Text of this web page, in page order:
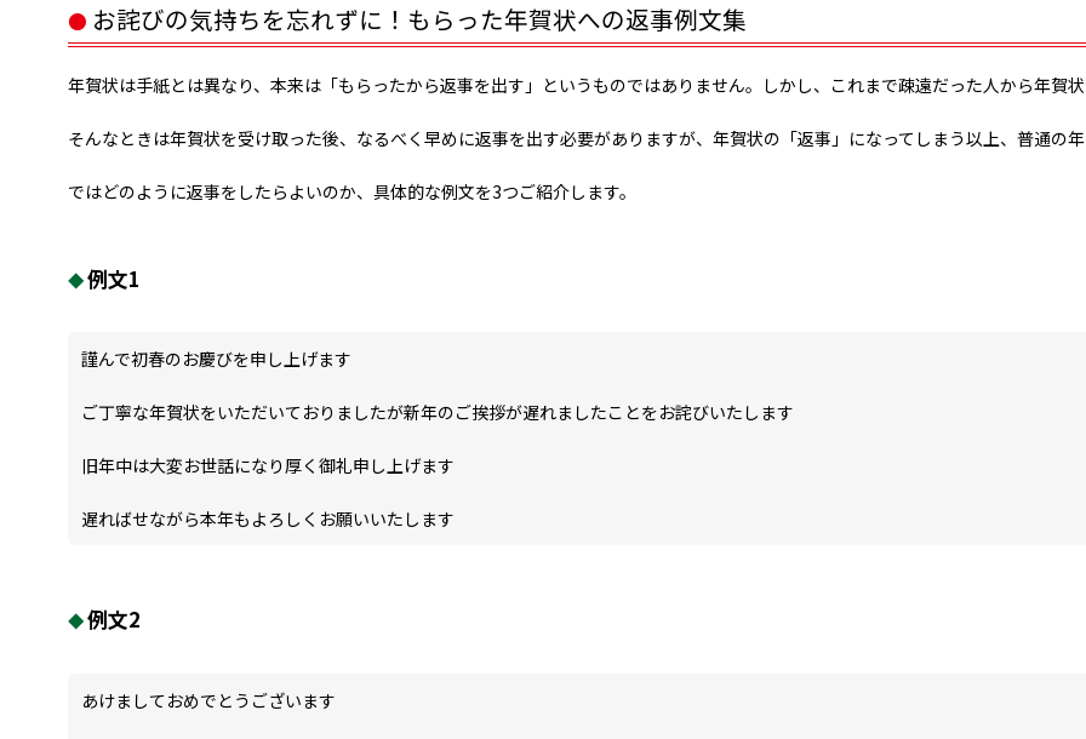
お詫びの気持ちを忘れずに！もらった年賀状への返事例文集
年賀状は手紙とは異なり、本来は「もらったから返事を出す」というものではありません。しかし、これまで疎遠だった人から年賀
そんなときは年賀状を受け取った後、なるべく早めに返事を出す必要がありますが、年賀状の「返事」になってしまう以上、普通の
ではどのように返事をしたらよいのか、具体的な例文を3つご紹介します。
例文1
謹んで初春のお慶びを申し上げます
ご丁寧な年賀状をいただいておりましたが新年のご挨拶が遅れましたことをお詫びいたします
旧年中は大変お世話になり厚く御礼申し上げます
遅ればせながら本年もよろしくお願いいたします
例文2
あけましておめでとうございます